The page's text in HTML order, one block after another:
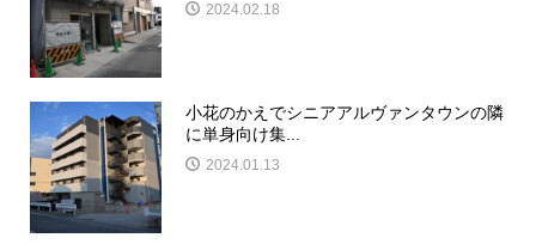
2024.02.18
小花のかえでシニアアルヴァンタウンの隣
に単身向け集...
2024.01.13